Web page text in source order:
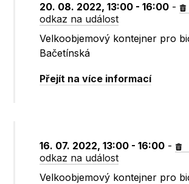
20. 08. 2022, 13:00 - 16:00 -
odkaz na událost
Velkoobjemový kontejner pro
Bačetínská
Přejít na více informací
16. 07. 2022, 13:00 - 16:00 -
odkaz na událost
Velkoobjemový kontejner pro